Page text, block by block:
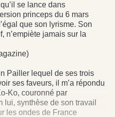
se lance dans
princeps du 6 mars
que son lyrisme. Son
n’empiète jamais sur la
Pailler lequel de ses trois
ses faveurs, il m’a répondu
Ko, couronné par
lui, synthèse de son travail
les ondes de France